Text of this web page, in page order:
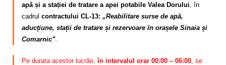
apă și a stației de tratare a apei potabile Valea Dorului , în
cadrul contractului CL-13: „Reabilitare surse de apă,
aducțiune, stații de tratare și rezervoare în orașele Sinaia și
Comarnic”
Pe durata acestor lucrări,în intervalul orar 00:00 – 06:00 , se